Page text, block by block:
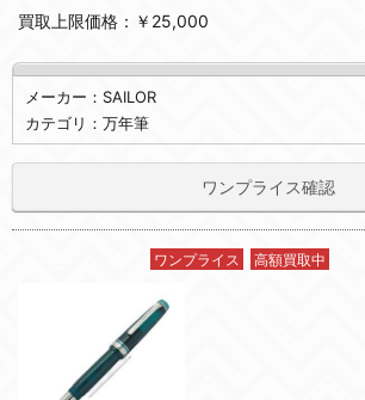
買取上限価格：￥25,000
メーカー：SAILOR
カテゴリ：万年筆
ワンプライス確認
ワンプライス 高額買取中